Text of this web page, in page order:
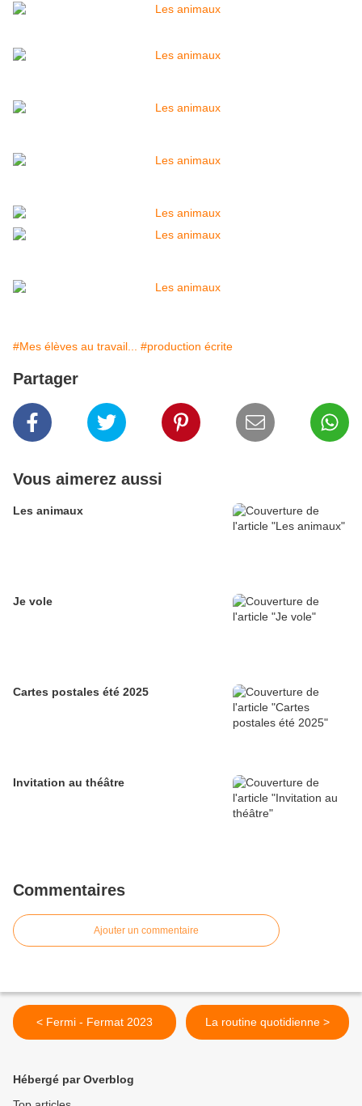
#Mes élèves au travail... #production écrite
Partager
Vous aimerez aussi
Les animaux
Je vole
Cartes postales été 2025
Invitation au théâtre
Commentaires
Ajouter un commentaire
< Fermi - Fermat 2023 La routine quotidienne >
Hébergé par Overblog